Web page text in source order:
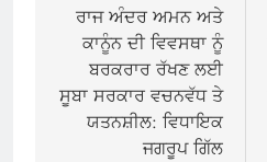
navigation
ਰਾਜ ਅੰਦਰ ਅਮਨ ਅਤੇ
ਕਾਨੂੰਨ ਦੀ ਵਿਵਸਥਾ ਨੂੰ
ਬਰਕਰਾਰ ਰੱਖਣ ਲਈ
ਸੂਬਾ ਸਰਕਾਰ ਵਚਨਵੱਧ ਤੇ
ਯਤਨਸ਼ੀਲ: ਵਿਧਾਇਕ
ਜਗਰੂਪ ਗਿੱਲ